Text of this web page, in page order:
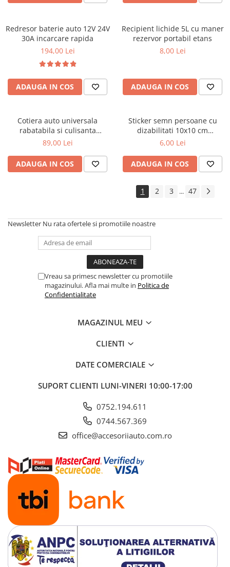
Covorase ISUZU
Covorase KIA
Covorase MAN
Covorase MAZDA
Covorase MERCEDES
Covorase MINI
Covorase NISSAN
Covorase OPEL
Covorase PEUGEOT
Covorase SKODA
Covorase SsangYong
Covorase TOYOTA
Covorase VOLKSWAGEN
Banda izolatoare
Cabluri Alimentare Date Telefon
Claxoane Auto
Incarcatoare Auto
Invertor Auto
Papuci / Conectori Electrici
Redresoare Auto
Roboti Pornire Auto
Sigurante Auto
Redresor baterie auto 12V 24V
30A incarcare rapida
194,00 Lei
ADAUGA IN COS
Recipient lichide 5L cu maner
rezervor portabil etans
8,00 Lei
ADAUGA IN COS
Cotiera auto universala
rabatabila si culisanta
reglabila neagra
89,00 Lei
ADAUGA IN COS
Sticker semn persoane cu
dizabilitati 10x10 cm
informare auto
6,00 Lei
ADAUGA IN COS
1 2 3 ... 47
Newsletter Nu rata ofertele si promotiile noastre
Vreau sa primesc newsletter cu promotiile
magazinului. Afla mai multe in Politica de
Confidentialitate
MAGAZINUL MEU
CLIENTI
DATE COMERCIALE
SUPORT CLIENTI LUNI-VINERI 10:00-17:00
0752.194.611
0744.567.369
office@accesoriiauto.com.ro